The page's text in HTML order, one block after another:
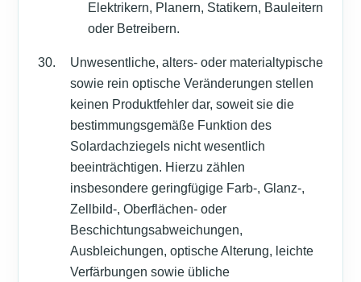
Elektrikern, Planern, Statikern, Bauleitern
oder Betreibern.
Unwesentliche, alters- oder materialtypische
sowie rein optische Veränderungen stellen
keinen Produktfehler dar, soweit sie die
bestimmungsgemäße Funktion des
Solardachziegels nicht wesentlich
beeinträchtigen. Hierzu zählen
insbesondere geringfügige Farb-, Glanz-,
Zellbild-, Oberflächen- oder
Beschichtungsabweichungen,
Ausbleichungen, optische Alterung, leichte
Verfärbungen sowie übliche